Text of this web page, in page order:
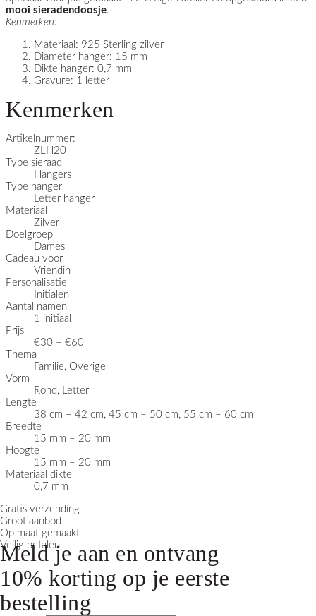
mooi sieradendoosje.
Kenmerken:
Materiaal: 925 Sterling zilver
Diameter hanger: 15 mm
Dikte hanger: 0,7 mm
Gravure: 1 letter
Kenmerken
Artikelnummer:
ZLH20
Type sieraad
Hangers
Type hanger
Letter hanger
Materiaal
Zilver
Doelgroep
Dames
Cadeau voor
Vriendin
Personalisatie
Initialen
Aantal namen
1 initiaal
Prijs
€30 – €60
Thema
Familie, Overige
Vorm
Rond, Letter
Lengte
38 cm – 42 cm, 45 cm – 50 cm, 55 cm – 60 cm
Breedte
15 mm – 20 mm
Hoogte
15 mm – 20 mm
Materiaal dikte
0,7 mm
Gratis verzending
Groot aanbod
Op maat gemaakt
Veilig betalen
Meld je aan en ontvang
10% korting op je eerste
bestelling